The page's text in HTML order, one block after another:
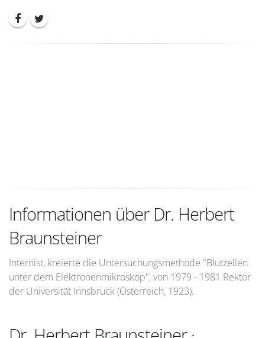
Informationen über Dr. Herbert
Braunsteiner
Internist, kreierte die Untersuchungsmethode "Blutzellen
unter dem Elektronenmikroskop", von 1979 - 1981 Rektor
der Universität Innsbruck (Österreich, 1923).